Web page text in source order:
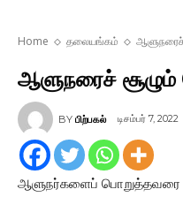
Home தலையங்கம்
ஆளுநரைச்
BY பிற்பகல் டிசம்பர் 7, 2022
ஆளுநர்களைப்